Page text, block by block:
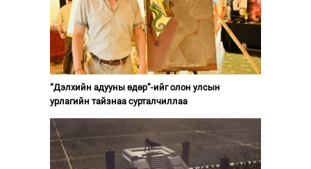
“Дэлхийн адууны өдөр”-ийг олон улсын
урлагийн тайзнаа сурталчиллаа